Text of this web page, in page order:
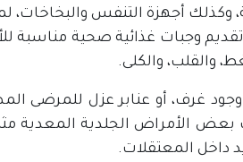
وكذلك أجهزة التنفس والبخاخات،
وجبات غذائية صحية مناسبة
والقلب، والكلى.
غرف، أو عنابر عزل للمرضى
بعض الأمراض الجلدية المعدية
داخل المعتقلات.